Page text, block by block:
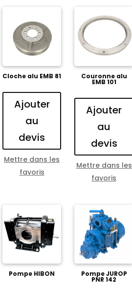
Cloche alu EMB 81
Ajouter
au
devis
Mettre dans les
favoris
Couronne alu
EMB 101
Ajouter
au
devis
Mettre dans les
favoris
Pompe HIBON Pompe JUROP
PNR 142